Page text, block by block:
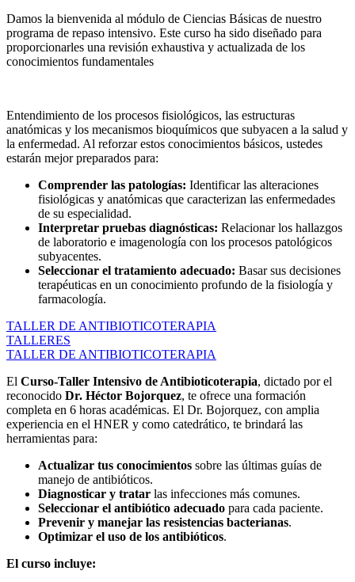
Damos la bienvenida al módulo de Ciencias Básicas de nuestro
programa de repaso intensivo. Este curso ha sido diseñado para
proporcionarles una revisión exhaustiva y actualizada de los
conocimientos fundamentales
Entendimiento de los procesos fisiológicos, las estructuras
anatómicas y los mecanismos bioquímicos que subyacen a la salud y
la enfermedad. Al reforzar estos conocimientos básicos, ustedes
estarán mejor preparados para:
Comprender las patologías: Identificar las alteraciones
fisiológicas y anatómicas que caracterizan las enfermedades
de su especialidad.
Interpretar pruebas diagnósticas: Relacionar los hallazgos
de laboratorio e imagenología con los procesos patológicos
subyacentes.
Seleccionar el tratamiento adecuado: Basar sus decisiones
terapéuticas en un conocimiento profundo de la fisiología y
farmacología.
TALLER DE ANTIBIOTICOTERAPIA
TALLERES
TALLER DE ANTIBIOTICOTERAPIA
El Curso-Taller Intensivo de Antibioticoterapia, dictado por el
reconocido Dr. Héctor Bojorquez, te ofrece una formación
completa en 6 horas académicas. El Dr. Bojorquez, con amplia
experiencia en el HNER y como catedrático, te brindará las
herramientas para:
Actualizar tus conocimientos sobre las últimas guías de
manejo de antibióticos.
Diagnosticar y tratar las infecciones más comunes.
Seleccionar el antibiótico adecuado para cada paciente.
Prevenir y manejar las resistencias bacterianas.
Optimizar el uso de los antibióticos.
El curso incluye: